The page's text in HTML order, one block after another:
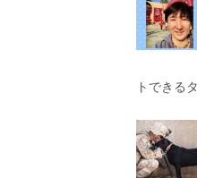
トできる